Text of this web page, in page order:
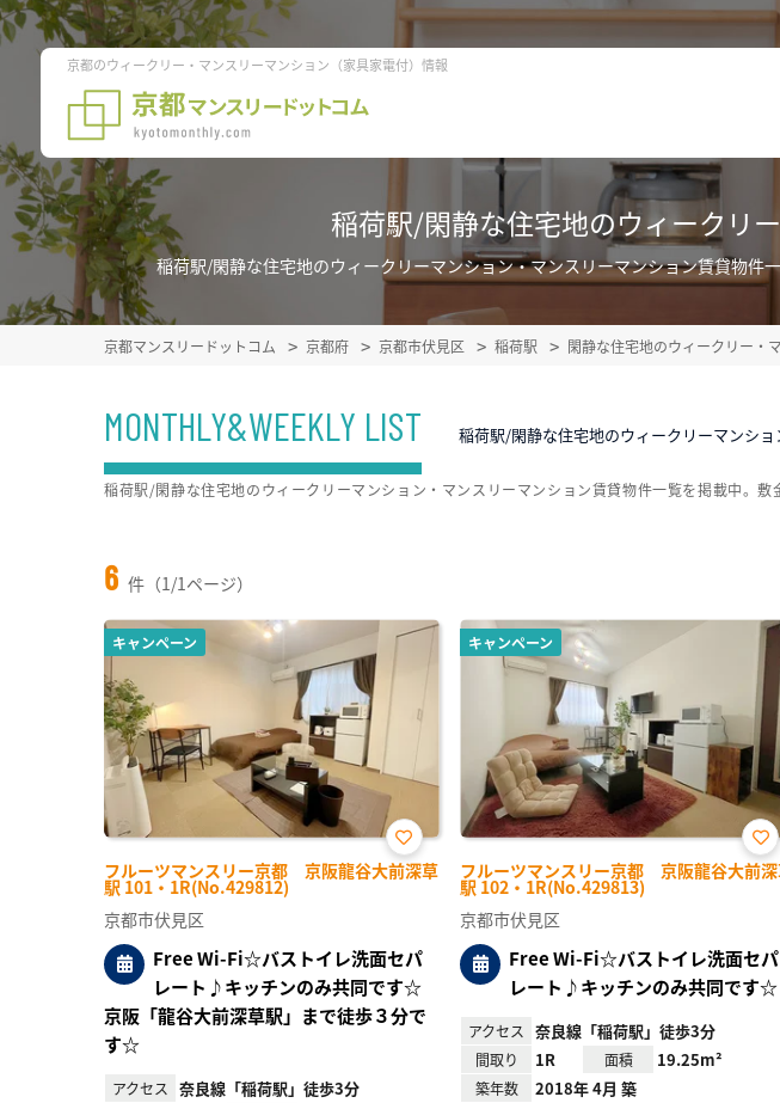
京都のウィークリー・マンスリーマンション（家具家電付）情報
稲荷駅/閑静な住宅地のウィークリ
稲荷駅/閑静な住宅地のウィークリーマンション・マンスリーマンション賃貸物件
京都マンスリードットコム 京都府 京都市伏見区 稲荷駅 閑静な住宅地のウィークリー・
MONTHLY&WEEKLY LIST 稲荷駅/閑静な住宅地のウィークリーマンシ
6 件（1/1ページ）
キャンペーン
フルーツマンスリー京都 京阪龍谷大前深草
駅 101・1R(No.429812)
お気
に入
京都市伏見区
Free Wi-Fi☆バストイレ洗面セパ
レート♪キッチンのみ共同です☆
京阪「龍谷大前深草駅」まで徒歩３分で
す☆
アクセス 奈良線「稲荷駅」徒歩3分
キャンペーン
フルーツマンスリー京都 京阪龍谷大前
駅 102・1R(No.429813)
お気
に入
京都市伏見区
Free Wi-Fi☆バストイレ洗面セパ
レート♪キッチンのみ共同です☆
アクセス 奈良線「稲荷駅」徒歩3分
間取り 1R 面積 19.25m²
築年数 2018年 4月 築
稲荷駅/閑静な住宅地のウィークリーマンション・マンスリーマンション賃貸物件一覧を掲載中。